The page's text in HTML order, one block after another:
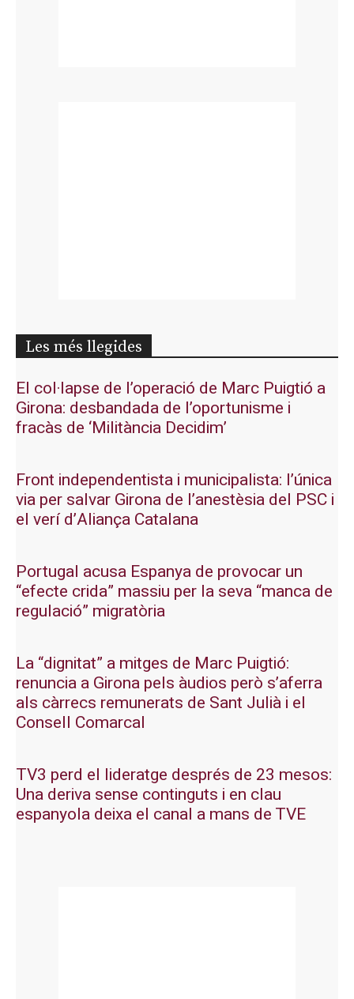
Les més llegides
El col·lapse de l’operació de Marc Puigtió a
Girona: desbandada de l’oportunisme i
fracàs de ‘Militància Decidim’
Front independentista i municipalista: l’única
via per salvar Girona de l’anestèsia del PSC i
el verí d’Aliança Catalana
Portugal acusa Espanya de provocar un
“efecte crida” massiu per la seva “manca de
regulació” migratòria
La “dignitat” a mitges de Marc Puigtió:
renuncia a Girona pels àudios però s’aferra
als càrrecs remunerats de Sant Julià i el
Consell Comarcal
TV3 perd el lideratge després de 23 mesos:
Una deriva sense continguts i en clau
espanyola deixa el canal a mans de TVE